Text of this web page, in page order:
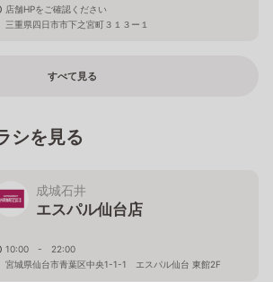
店舗HPをご確認ください
三重県四日市市下之宮町３１３ー１
すべて見る
シを見る
成城石井
エスパル仙台店
10:00 - 22:00
宮城県仙台市青葉区中央1-1-1 エスパル仙台 東館2F